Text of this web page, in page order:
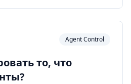
Agent Control
то, что